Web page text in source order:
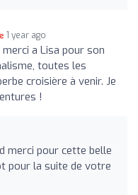
1 year ago
a Lisa pour son
toutes les
croisière à venir. Je
!
merci pour cette belle
pour la suite de votre